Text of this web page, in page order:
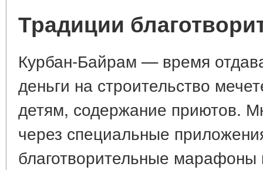
Традиции
Курбан-Байрам — время
деньги на строительство
детям, содержание приютов.
через специальные
благотворительные марафоны